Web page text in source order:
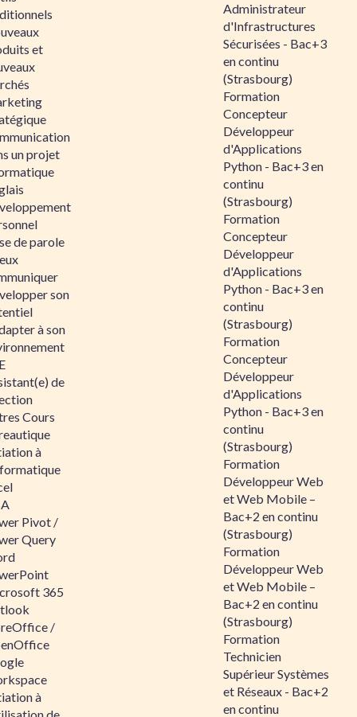
et
un projet
de parole
son
à son
de
Cours
à
Pivot /
Query
365
/
à
Administrateur
d'Infrastructures
Sécurisées - Bac+3
en continu
(Strasbourg)
Formation
Concepteur
Développeur
d'Applications
Python - Bac+3 en
continu
(Strasbourg)
Formation
Concepteur
Développeur
d'Applications
Python - Bac+3 en
continu
(Strasbourg)
Formation
Concepteur
Développeur
d'Applications
Python - Bac+3 en
continu
(Strasbourg)
Formation
Développeur Web
et Web Mobile –
Bac+2 en continu
(Strasbourg)
Formation
Développeur Web
et Web Mobile –
Bac+2 en continu
(Strasbourg)
Formation
Technicien
Supérieur Systèmes
et Réseaux - Bac+2
en continu